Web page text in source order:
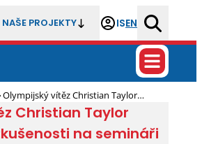
NAŠE PROJEKTY ISEN
Olympijský vítěz Christian Taylor…
Christian Taylor
na semináři